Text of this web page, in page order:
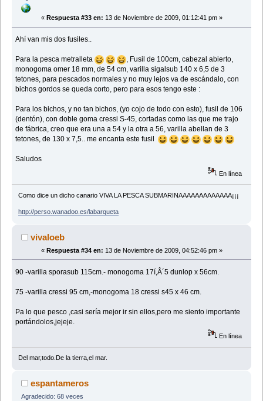
« Respuesta #33 en: 13 de Noviembre de 2009, 01:12:41 pm »
Ahí van mis dos fusiles..
Para la pesca metralleta
, Fusil de 100cm, cabezal abierto,
monogoma omer 18 mm, de 54 cm, varilla sigalsub 140 x 6,5 de 3
tetones, para pescados normales y no muy lejos va de escándalo, con
bichos gordos se queda corto, pero para esos tengo este :
Para los bichos, y no tan bichos, (yo cojo de todo con esto), fusil de 106
(dentón), con doble goma cressi S-45, cortadas como las que me trajo
de fábrica, creo que era una a 54 y la otra a 56, varilla abellan de 3
tetones, de 130 x 7,5.. me encanta este fusil
Saludos
En línea
Como dice un dicho canario VIVA LA PESCA SUBMARINAAAAAAAAAAAAA¡¡¡
http://perso.wanadoo.es/labarqueta
vivaloeb
« Respuesta #34 en: 13 de Noviembre de 2009, 04:52:46 pm »
90 -varilla sporasub 115cm.- monogoma 17í‚Â´5 dunlop x 56cm.
75 -varilla cressi 95 cm,-monogoma 18 cressi s45 x 46 cm.
Pa lo que pesco ,casi sería mejor ir sin ellos,pero me siento importante
portándolos,jejeje.
En línea
Del mar,todo.De la tierra,el mar.
espantameros
Agradecido: 68 veces